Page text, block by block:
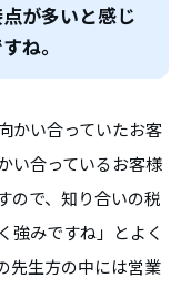
が多いと感じ
ね。
かい合っていたお客
い合っているお客様
ので、知り合いの税
強みですね」とよく
先生方の中には営業